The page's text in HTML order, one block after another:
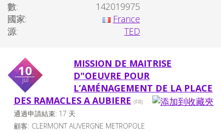
數:
142019975
國家:
France
源:
TED
10
jul
MISSION DE MAITRISE
D"OEUVRE POUR
L’AMÉNAGEMENT DE LA PLACE
DES RAMACLES A AUBIERE (FR)
通過申請結束: 17 天
顧客: CLERMONT AUVERGNE METROPOLE